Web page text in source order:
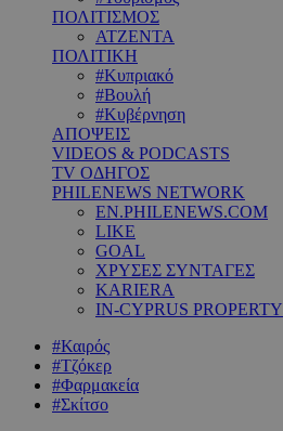
ΠΟΛΙΤΙΣΜΟΣ
ΑΤΖΕΝΤΑ
ΠΟΛΙΤΙΚΗ
#Κυπριακό
#Βουλή
#Κυβέρνηση
ΑΠΟΨΕΙΣ
VIDEOS & PODCASTS
TV ΟΔΗΓΟΣ
PHILENEWS NETWORK
EN.PHILENEWS.COM
LIKE
GOAL
ΧΡΥΣΕΣ ΣΥΝΤΑΓΕΣ
KARIERA
IN-CYPRUS PROPERTY
#Καιρός
#Τζόκερ
#Φαρμακεία
#Σκίτσο